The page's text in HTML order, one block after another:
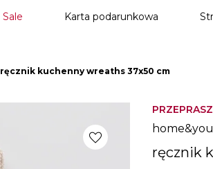
Sale Karta podarunkowa
ręcznik kuchenny wreaths 37x50 cm
home&you
ręcznik
favorite